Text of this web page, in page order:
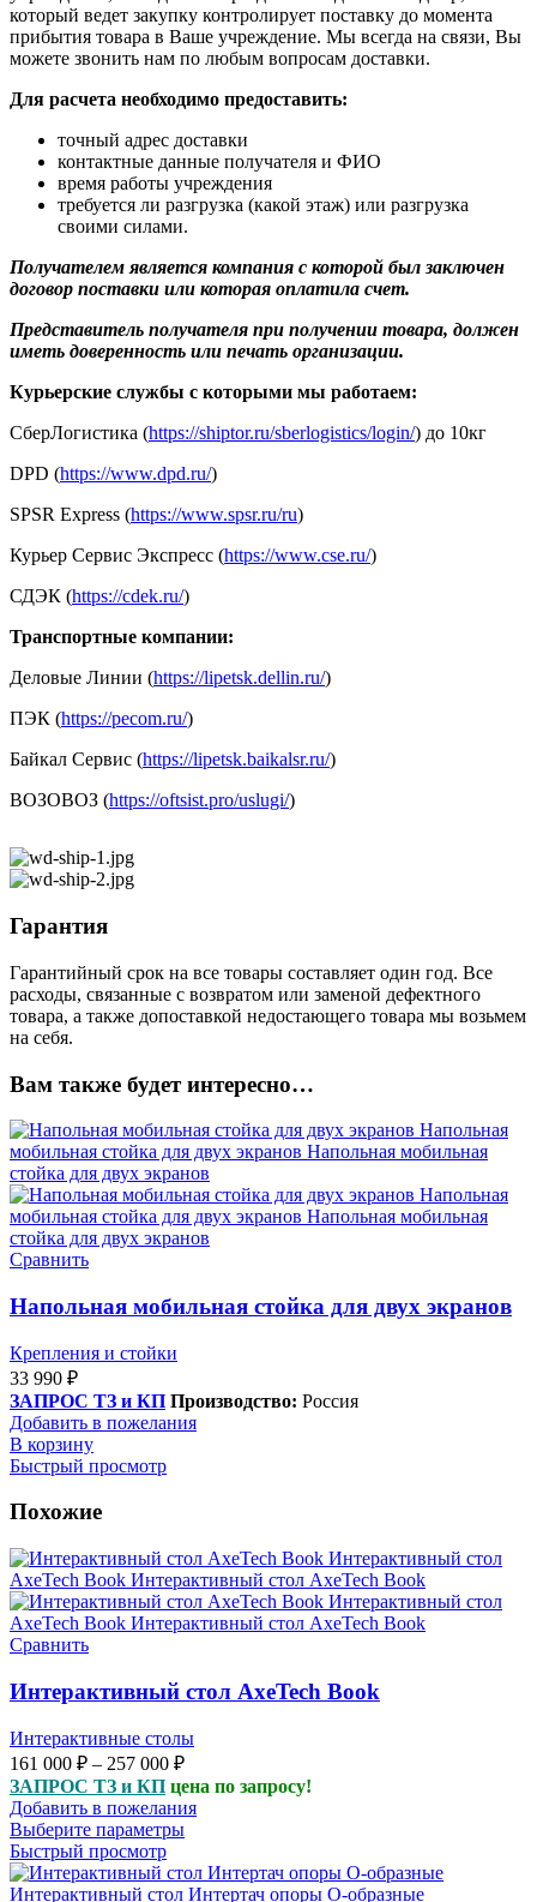
который ведет закупку контролирует поставку до момента
прибытия товара в Ваше учреждение. Мы всегда на связи, Вы
можете звонить нам по любым вопросам доставки.
Для расчета необходимо предоставить:
точный адрес доставки
контактные данные получателя и ФИО
время работы учреждения
требуется ли разгрузка (какой этаж) или разгрузка
своими силами.
Получателем является компания с которой был заключен
договор поставки или которая оплатила счет.
Представитель получателя при получении товара, должен
иметь доверенность или печать организации.
Курьерские службы с которыми мы работаем:
СберЛогистика (https://shiptor.ru/sberlogistics/login/) до 10кг
DPD (https://www.dpd.ru/)
SPSR Express (https://www.spsr.ru/ru)
Курьер Сервис Экспресс (https://www.cse.ru/)
СДЭК (https://cdek.ru/)
Транспортные компании:
Деловые Линии (https://lipetsk.dellin.ru/)
ПЭК (https://pecom.ru/)
Байкал Сервис (https://lipetsk.baikalsr.ru/)
ВОЗОВОЗ (https://oftsist.pro/uslugi/)
Гарантия
Гарантийный срок на все товары составляет один год. Все
расходы, связанные с возвратом или заменой дефектного
товара, а также допоставкой недостающего товара мы возьмем
на себя.
Вам также будет интересно…
Сравнить
Напольная мобильная стойка для двух экранов
Крепления и стойки
33 990 ₽
ЗАПРОС ТЗ и КП Производство: Россия
Добавить в пожелания
В корзину
Быстрый просмотр
Похожие
Сравнить
Интерактивный стол AxeTech Book
Интерактивные столы
161 000 ₽ – 257 000 ₽Диапазон
цен:
161
000 ₽
257
000 ₽
ЗАПРОС ТЗ и КП цена по запросу!
Добавить в пожелания
Выберите параметры
Быстрый просмотр